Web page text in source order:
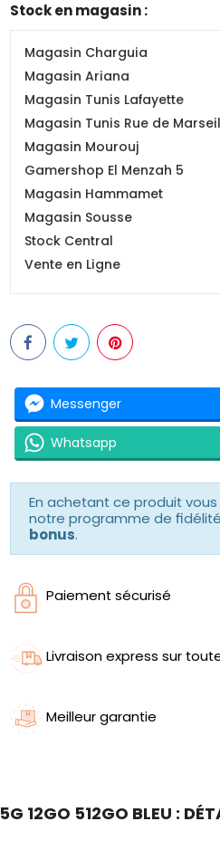
Stock en magasin :
Magasin Charguia
Magasin Ariana
Magasin Tunis Lafayette
Magasin Tunis Rue de
Magasin Mourouj
Gamershop El Menzah 5
Magasin Hammamet
Magasin Sousse
Stock Central
Vente en Ligne
Messenger
Whatsapp
En achetant ce produit
notre programme de
bonus.
Paiement sécurisé
Livraison express sur
Meilleur garantie
12GO 512GO BLEU :